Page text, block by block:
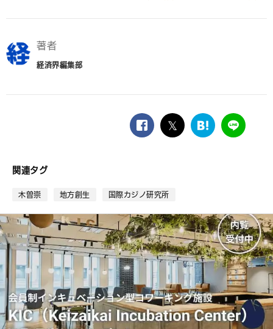
著者
経済界編集部
facebook
twitter
は
ー
ク
LINE
関連タグ
木曽崇 地方創生 国際カジノ研究所